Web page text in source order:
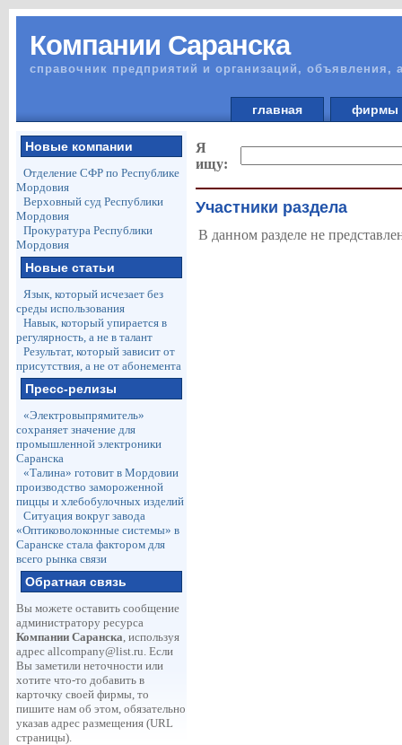
Компании Саранска
справочник предприятий и организаций, объявления,
главная
Новые компании
Отделение СФР по Республике
Мордовия
Верховный суд Республики
Мордовия
Прокуратура Республики
Мордовия
Новые статьи
Язык, который исчезает без
среды использования
Навык, который упирается в
регулярность, а не в талант
Результат, который зависит от
присутствия, а не от абонемента
Пресс-релизы
«Электровыпрямитель»
сохраняет значение для
промышленной электроники
Саранска
«Талина» готовит в Мордовии
производство замороженной
пиццы и хлебобулочных изделий
Ситуация вокруг завода
«Оптиковолоконные системы» в
Саранске стала фактором для
всего рынка связи
Обратная связь
Вы можете оставить сообщение
администратору ресурса
Компании Саранска, используя
адрес allcompany@list.ru. Если
Вы заметили неточности или
хотите что-то добавить в
карточку своей фирмы, то
пишите нам об этом, обязательно
указав адрес размещения (URL
страницы).
Я
ищу:
Участники раздела
В данном разделе не